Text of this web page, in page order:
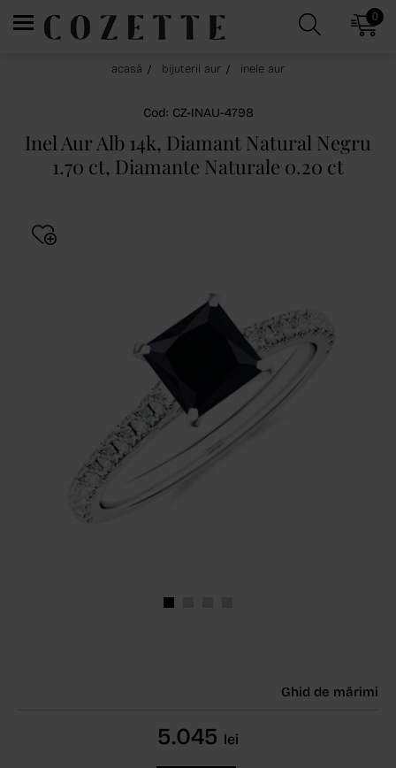
0
acasă bijuterii aur inele aur
Cod: CZ-INAU-4798
Inel Aur Alb 14k, Diamant Natural Negru
1.70 ct, Diamante Naturale 0.20 ct
Ghid de mărimi
5.045 lei